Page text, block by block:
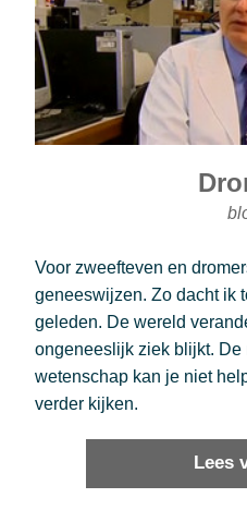
Voor zweefteven en
geneeswijzen. Zo dacht ik
geleden. De wereld
ongeneeslijk ziek blijkt.
wetenschap kan je niet
verder kijken.
Lees